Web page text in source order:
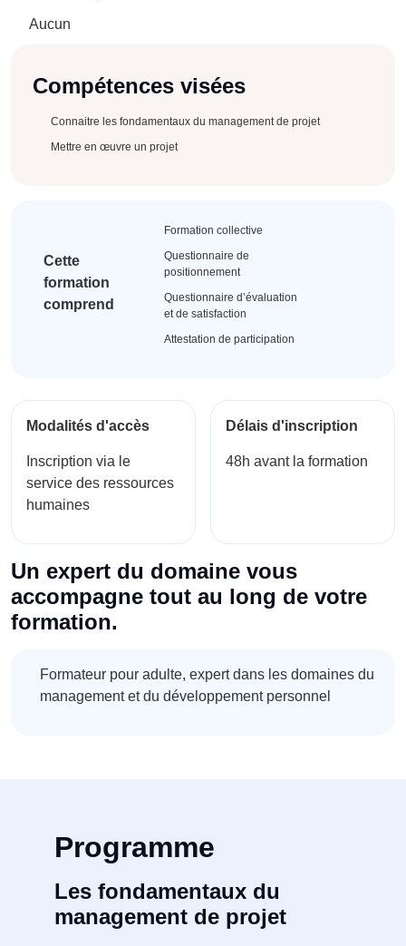
Aucun
Compétences visées
Connaitre les fondamentaux du management de projet
Mettre en œuvre un projet
Cette
formation
comprend
Formation collective
Questionnaire de
positionnement
Questionnaire d’évaluation
et de satisfaction
Attestation de participation
Modalités d'accès
Inscription via le
service des ressources
humaines
Délais d'inscription
48h avant la formation
Un expert du domaine vous
accompagne tout au long de votre
formation.
Formateur pour adulte, expert dans les domaines du
management et du développement personnel
Programme
Les fondamentaux du
management de projet